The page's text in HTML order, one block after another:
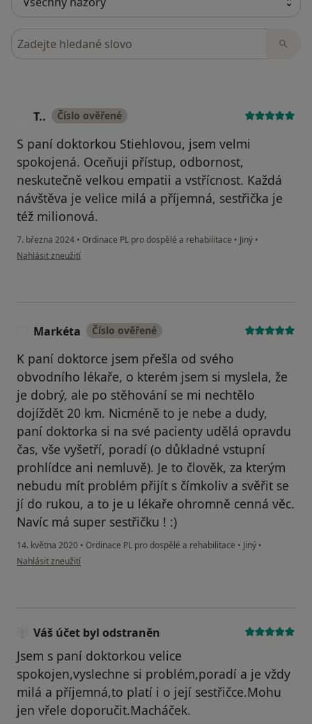
Hledejte v názorech
T.. Číslo ověřené
S paní doktorkou Stiehlovou, jsem velmi
spokojená. Oceňuji přístup, odbornost,
neskutečně velkou empatii a vstřícnost. Každá
návštěva je velice milá a příjemná, sestřička je
též milionová.
7. března 2024 • Ordinace PL pro dospělé a rehabilitace • Jiný •
podle názoru uživatele T..
Nahlásit zneužití
Markéta Číslo ověřené
K paní doktorce jsem přešla od svého
obvodního lékaře, o kterém jsem si myslela, že
je dobrý, ale po stěhování se mi nechtělo
dojíždět 20 km. Nicméně to je nebe a dudy,
paní doktorka si na své pacienty udělá opravdu
čas, vše vyšetří, poradí (o důkladné vstupní
prohlídce ani nemluvě). Je to člověk, za kterým
nebudu mít problém přijít s čímkoliv a svěřit se
jí do rukou, a to je u lékaře ohromně cenná věc.
Navíc má super sestřičku ! :)
14. května 2020 • Ordinace PL pro dospělé a rehabilitace • Jiný •
podle názoru uživatele Markéta
Nahlásit zneužití
Váš účet byl odstraněn
Jsem s paní doktorkou velice
spokojen,vyslechne si problém,poradí a je vždy
milá a příjemná,to platí i o její sestřičce.Mohu
jen vřele doporučit.Macháček.